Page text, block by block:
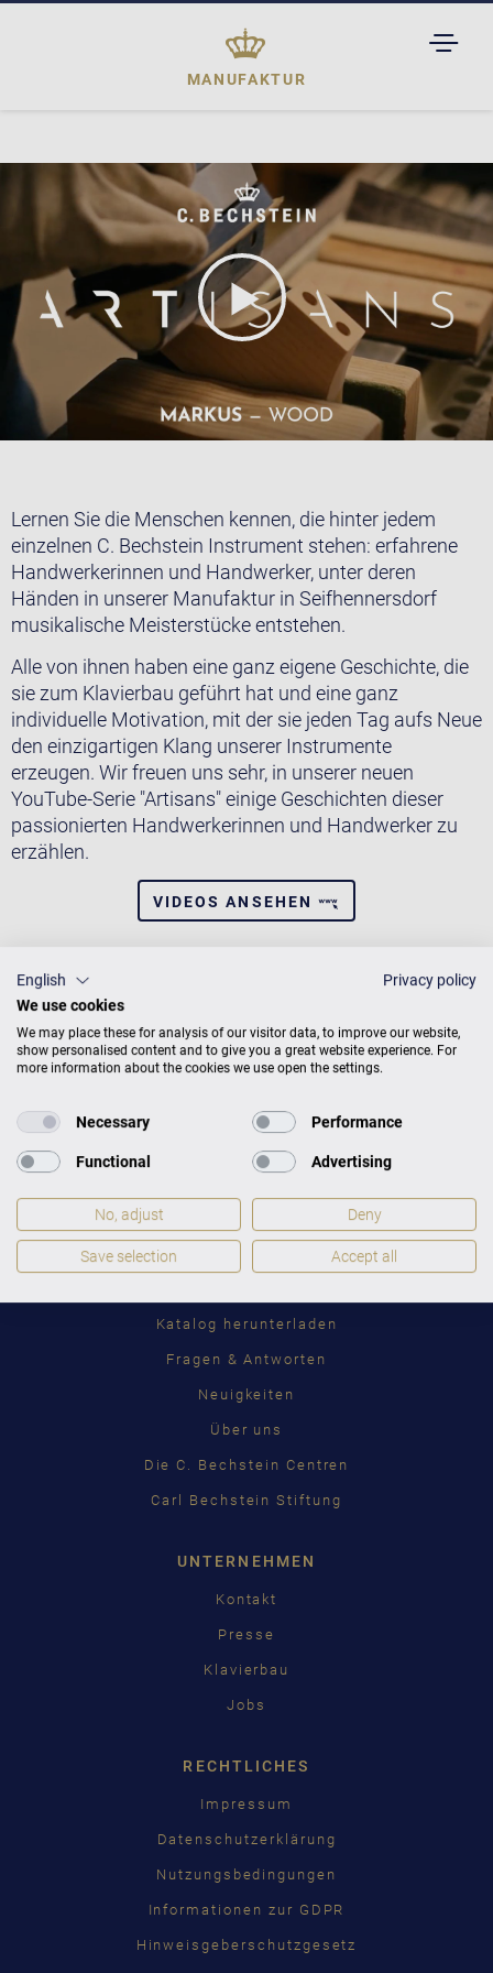
MANUFAKTUR
Lernen Sie die Menschen kennen, die hinter jedem
einzelnen C. Bechstein Instrument stehen: erfahrene
Handwerkerinnen und Handwerker, unter deren
Händen in unserer Manufaktur in Seifhennersdorf
musikalische Meisterstücke entstehen.
Alle von ihnen haben eine ganz eigene Geschichte, die
sie zum Klavierbau geführt hat und eine ganz
individuelle Motivation, mit der sie jeden Tag aufs Neue
den einzigartigen Klang unserer Instrumente
erzeugen. Wir freuen uns sehr, in unserer neuen
YouTube-Serie "Artisans" einige Geschichten dieser
passionierten Handwerkerinnen und Handwerker zu
erzählen.
VIDEOS ANSEHEN
STANDORT WECHSELN Toggle
Dropdown
Katalog herunterladen
Fragen & Antworten
Neuigkeiten
Über uns
Die C. Bechstein Centren
Carl Bechstein Stiftung
UNTERNEHMEN
Kontakt
Presse
Klavierbau
Jobs
RECHTLICHES
Impressum
Datenschutzerklärung
Nutzungsbedingungen
Informationen zur GDPR
Hinweisgeberschutzgesetz
English
Privacy policy
We use cookies
We may place these for analysis of our visitor data, to improve our website,
show personalised content and to give you a great website experience. For
more information about the cookies we use open the settings.
Necessary Performance
Functional Advertising
No, adjust Deny
Save selection Accept all